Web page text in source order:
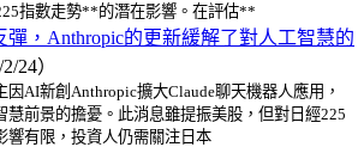
指數走勢**的潛在影響。在評估**
彈，Anthropic的更新緩解了對人工智慧的
24）
因AI新創Anthropic擴大Claude聊天機器人應用，
慧前景的擔憂。此消息雖提振美股，但對日經225
響有限，投資人仍需關注日本